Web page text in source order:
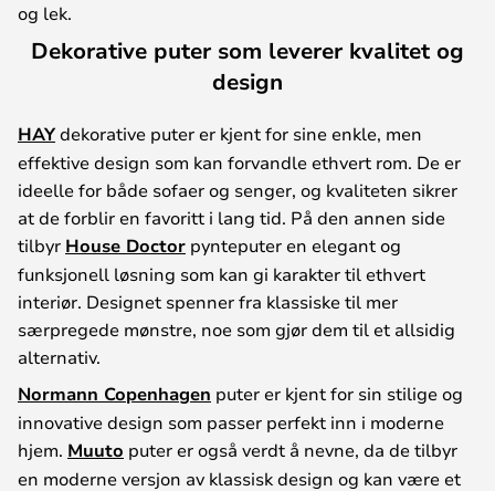
og lek.
Dekorative puter som leverer kvalitet og
design
HAYdekorative puter er kjent for sine enkle, men
effektive design som kan forvandle ethvert rom. De er
ideelle for både sofaer og senger, og kvaliteten sikrer
at de forblir en favoritt i lang tid. På den annen side
tilbyr House Doctor pynteputer en elegant og
funksjonell løsning som kan gi karakter til ethvert
interiør. Designet spenner fra klassiske til mer
særpregede mønstre, noe som gjør dem til et allsidig
alternativ.
Normann Copenhagen puter er kjent for sin stilige og
innovative design som passer perfekt inn i moderne
hjem. Muuto puter er også verdt å nevne, da de tilbyr
en moderne versjon av klassisk design og kan være et